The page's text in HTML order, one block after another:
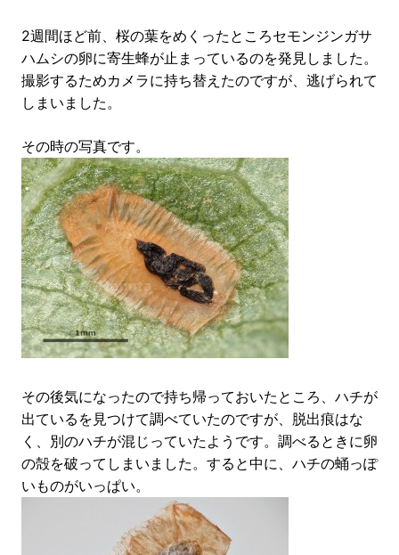
2週間ほど前、桜の葉をめくったところセモンジンガサ
ハムシの卵に寄生蜂が止まっているのを発見しました。
撮影するためカメラに持ち替えたのですが、逃げられて
しまいました。
その時の写真です。
その後気になったので持ち帰っておいたところ、ハチが
出ているを見つけて調べていたのですが、脱出痕はな
く、別のハチが混じっていたようです。調べるときに卵
の殻を破ってしまいました。すると中に、ハチの蛹っぽ
いものがいっぱい。